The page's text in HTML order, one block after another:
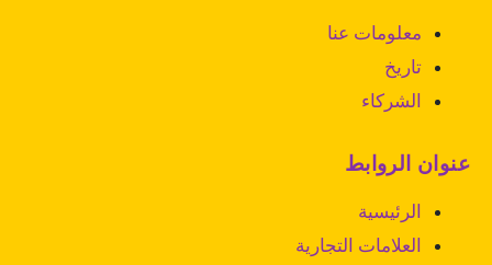
عنوان الروابط
الرئيسية
العلامات التجارية
معلومات عنا
تاريخ
الشركاء